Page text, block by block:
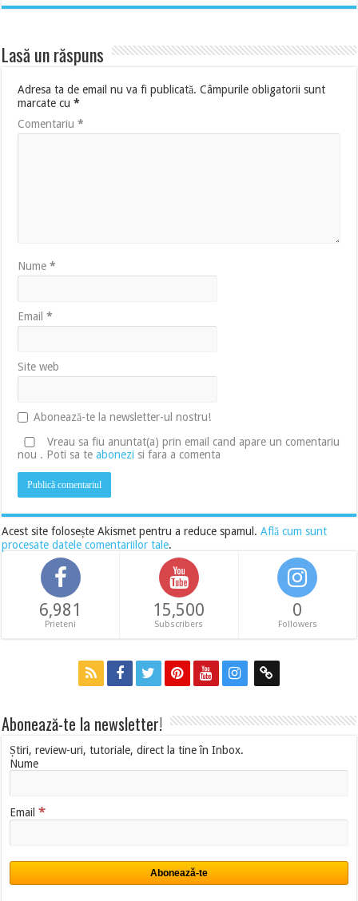
Lasă un răspuns
Adresa ta de email nu va fi publicată. Câmpurile obligatorii sunt
marcate cu*
Comentariu*
Nume*
Email*
Site web
Abonează-te la newsletter-ul nostru!
Vreau sa fiu anuntat(a) prin email cand apare un comentariu
nou . Poti sa teabonezi si fara a comenta
Acest site folosește Akismet pentru a reduce spamul.Află cum sunt
procesate datele comentariilor tale.
6,981
Prieteni
15,500
Subscribers
0
Followers
Abonează-te la newsletter!
Știri, review-uri, tutoriale, direct la tine în Inbox.
Nume
Email*